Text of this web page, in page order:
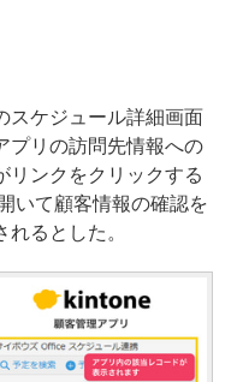
ケジュール詳細画面
プリの訪問先情報への
リンクをクリックする
いて顧客情報の確認を
るとした。